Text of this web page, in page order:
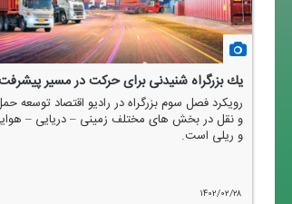
یك بزرگراه شنیدنی برای حركت در مسیر
رویكرد فصل سوم بزرگراه در رادیو اقتصاد توسعه
و نقل در بخش های مختلف زمینی – دریایی –
و ریلی است.
۱۴۰۲/۰۲/۲۸